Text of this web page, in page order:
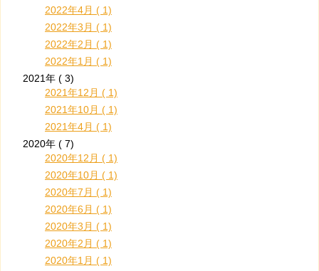
2022年4月 ( 1)
2022年3月 ( 1)
2022年2月 ( 1)
2022年1月 ( 1)
2021年 ( 3)
2021年12月 ( 1)
2021年10月 ( 1)
2021年4月 ( 1)
2020年 ( 7)
2020年12月 ( 1)
2020年10月 ( 1)
2020年7月 ( 1)
2020年6月 ( 1)
2020年3月 ( 1)
2020年2月 ( 1)
2020年1月 ( 1)